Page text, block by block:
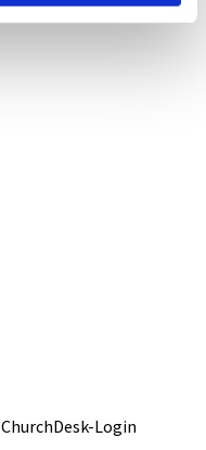
ChurchDesk-Login